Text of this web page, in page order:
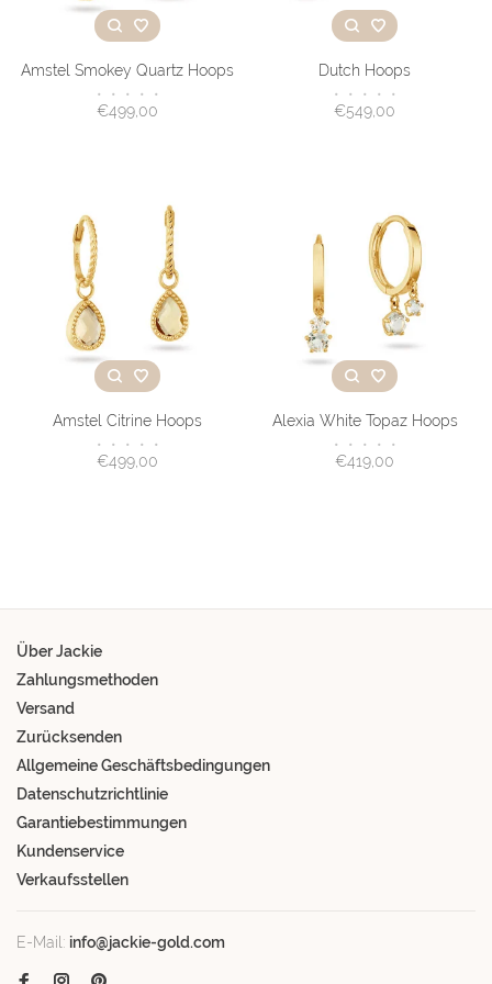
Amstel Smokey Quartz Hoops
• • • • •
€499,00
Dutch Hoops
• • • • •
€549,00
Amstel Citrine Hoops
• • • • •
€499,00
Alexia White Topaz Hoops
• • • • •
€419,00
Über Jackie
Zahlungsmethoden
Versand
Zurücksenden
Allgemeine Geschäftsbedingungen
Datenschutzrichtlinie
Garantiebestimmungen
Kundenservice
Verkaufsstellen
E-Mail: info@jackie-gold.com